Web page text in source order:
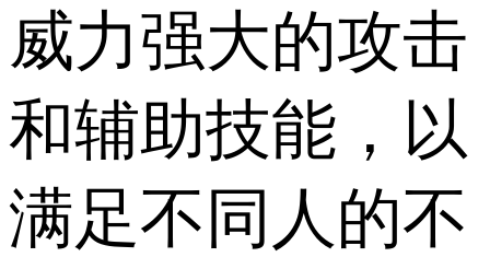
威力强大的攻击
和辅助技能，以
满足不同人的不